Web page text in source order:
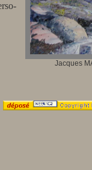
Jacques